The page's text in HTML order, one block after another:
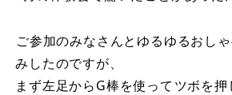
ご参加のみなさんとゆるゆるおし
みしたのですが、
まず左足からG棒を使って⁡ツボを押